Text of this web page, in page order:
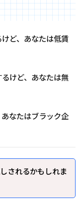
ど、あなたは低賃
けど、あなたは無
なたはブラック企
されるかもしれま